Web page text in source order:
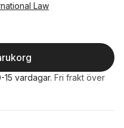
Law
15 vardagar. Fri frakt över